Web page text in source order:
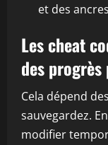
et des
Les cheat
des
Cela dépend
sauvegardez.
modifier